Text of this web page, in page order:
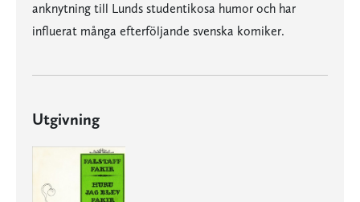
anknytning till Lunds studentikosa humor och har
influerat många efterföljande svenska komiker.
Utgivning